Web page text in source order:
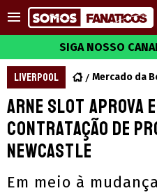
SIGA NOSSO
LIVERPOOL Mercado da
Arne Slot aprova
contratação de
Newcastle
Em meio à